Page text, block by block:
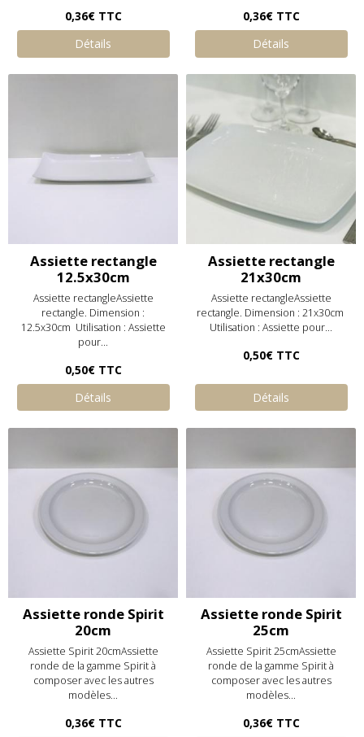
0,36€ TTC
Détails
0,36€ TTC
Détails
Assiette rectangle
12.5x30cm
Assiette rectangleAssiette
rectangle. Dimension :
12.5x30cm Utilisation : Assiette
pour...
0,50€ TTC
Détails
Assiette rectangle
21x30cm
Assiette rectangleAssiette
rectangle. Dimension : 21x30cm
Utilisation : Assiette pour...
0,50€ TTC
Détails
Assiette ronde Spirit
20cm
Assiette Spirit 20cmAssiette
ronde de la gamme Spirit à
composer avec les autres
modèles...
0,36€ TTC
Assiette ronde Spirit
25cm
Assiette Spirit 25cmAssiette
ronde de la gamme Spirit à
composer avec les autres
modèles...
0,36€ TTC